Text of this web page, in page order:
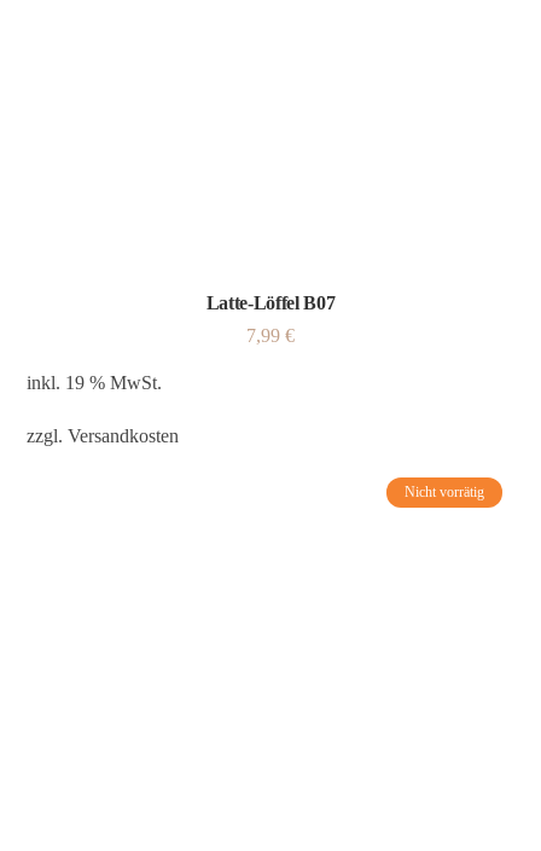
Latte-Löffel B07
7,99 €
inkl. 19 % MwSt.
zzgl.Versandkosten
Nicht vorrätig